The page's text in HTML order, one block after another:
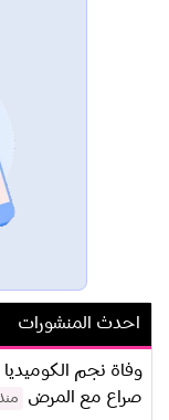
احدث المنشورات
وفاة نجم الكوميديا
صراع مع المرض